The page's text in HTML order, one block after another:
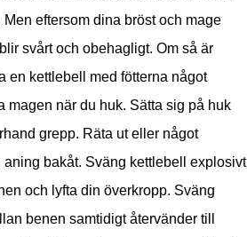
eftersom dina bröst och mage
svårt och obehagligt. Om så är
en kettlebell med fötterna något
magen när du huk. Sätta sig på huk
grepp. Räta ut eller något
bakåt. Sväng kettlebell explosivt
och lyfta din överkropp. Sväng
benen samtidigt återvänder till